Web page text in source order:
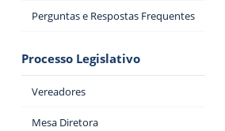
Perguntas e Respostas Frequentes
Processo Legislativo
Vereadores
Mesa Diretora